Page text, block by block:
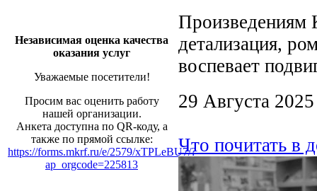
Независимая оценка качества
оказания услуг
Уважаемые посетители!
Просим вас оценить работу
нашей организации.
Анкета доступна по QR-коду, а
также по прямой ссылке:
https://forms.mkrf.ru/e/2579/xTPLeBU7/?
ap_orgcode=225813
Произведениям
детализация,
воспевает
29 Августа 2025
Что почитать в